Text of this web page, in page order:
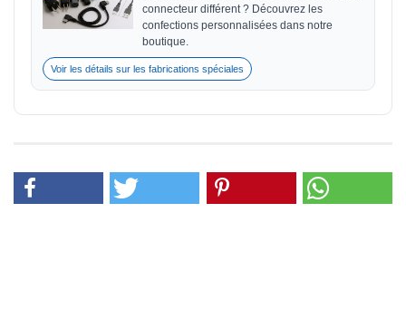
connecteur différent ? Découvrez les
confections personnalisées dans notre
boutique.
Voir les détails sur les fabrications spéciales